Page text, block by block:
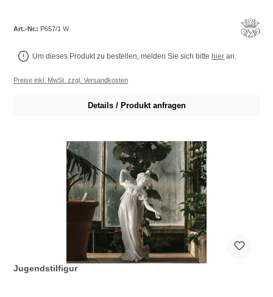
Art.-Nr.: P657/1 W
Um dieses Produkt zu bestellen, melden Sie sich bittehier an.
Preise inkl. MwSt. zzgl. Versandkosten
Details / Produkt anfragen
Jugendstilfigur